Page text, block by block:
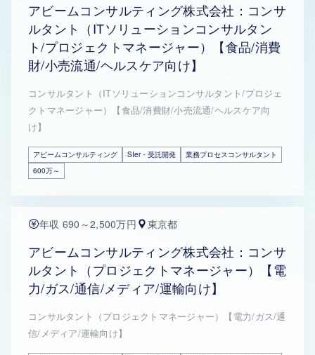
アビームコンサルティング株式会社：コンサ
ルタント（ITソリューションコンサルタン
ト/プロジェクトマネージャー）【食品/消費
財/小売流通/ヘルスケア向け】
コンサルタント（ITソリューションコンサルタント/プロジェ
クトマネージャー）【食品/消費財/小売流通/ヘルスケア向
け】
アビームコンサルティング SIer・受託開発
業務プロセスコンサルタント
600万～
年収 690～2,500万円 東京都
アビームコンサルティング株式会社：コンサ
ルタント（プロジェクトマネージャー）【電
力/ガス/通信/メディア/運輸向け】
コンサルタント（プロジェクトマネージャー）【電力/ガス/通
信/メディア/運輸向け】